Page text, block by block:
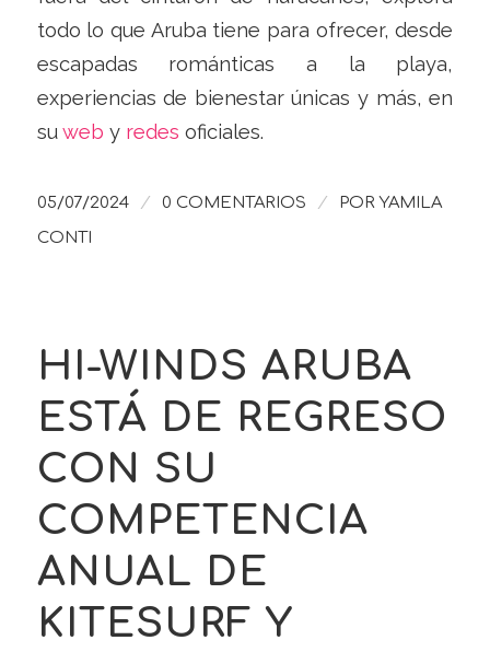
todo lo que Aruba tiene para ofrecer, desde
escapadas románticas a la playa,
experiencias de bienestar únicas y más, en
suweb y redes oficiales.
05/07/2024 / 0 COMENTARIOS / PORYAMILA
CONTI
HI-WINDS ARUBA
ESTÁ DE REGRESO
CON SU
COMPETENCIA
ANUAL DE
KITESURF Y